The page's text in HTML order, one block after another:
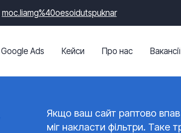
moc.liamg%40oesoidutspuknar
Google Ads Кейси Про нас Вакансії
Якщо ваш сайт раптово
міг накласти фільтри. Таке